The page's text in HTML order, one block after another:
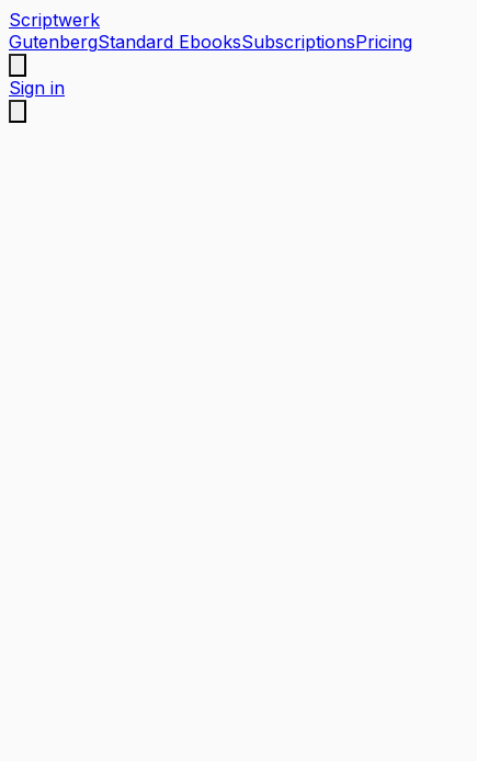
Scriptwerk
GutenbergStandard EbooksSubscriptionsPricing
Sign in